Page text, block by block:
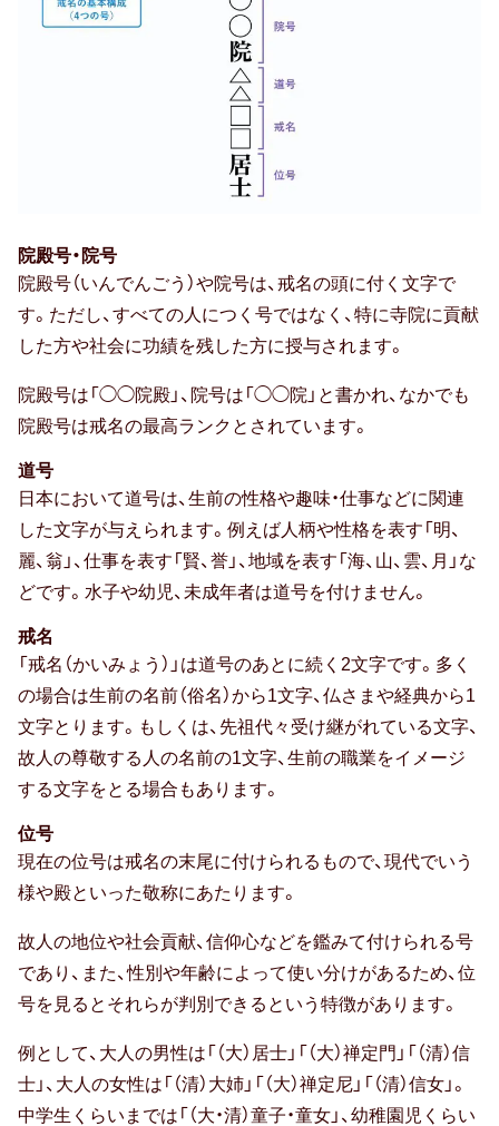
院殿号・院号
院殿号（いんでんごう）や院号は、戒名の頭に付く文字で
す。ただし、すべての人につく号ではなく、特に寺院に貢献
した方や社会に功績を残した方に授与されます。
院殿号は「◯◯院殿」、院号は「◯◯院」と書かれ、なかでも
院殿号は戒名の最高ランクとされています。
道号
日本において道号は、生前の性格や趣味・仕事などに関連
した文字が与えられます。例えば人柄や性格を表す「明、
麗、翁」、仕事を表す「賢、誉」、地域を表す「海、山、雲、月」な
どです。水子や幼児、未成年者は道号を付けません。
戒名
「戒名（かいみょう）」は道号のあとに続く2文字です。多く
の場合は生前の名前（俗名）から1文字、仏さまや経典から1
文字とります。もしくは、先祖代々受け継がれている文字、
故人の尊敬する人の名前の1文字、生前の職業をイメージ
する文字をとる場合もあります。
位号
現在の位号は戒名の末尾に付けられるもので、現代でいう
様や殿といった敬称にあたります。
故人の地位や社会貢献、信仰心などを鑑みて付けられる号
であり、また、性別や年齢によって使い分けがあるため、位
号を見るとそれらが判別できるという特徴があります。
例として、大人の男性は「（大）居士」「（大）禅定門」「（清）信
士」、大人の女性は「（清）大姉」「（大）禅定尼」「（清）信女」。
中学生くらいまでは「（大・清）童子・童女」、幼稚園児くらい